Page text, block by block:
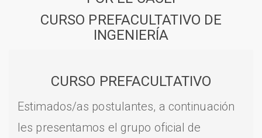
CURSO PREFACULTATIVO DE
INGENIERÍA
CURSO PREFACULTATIVO
Estimados/as postulantes, a continuación
les presentamos el grupo oficial de